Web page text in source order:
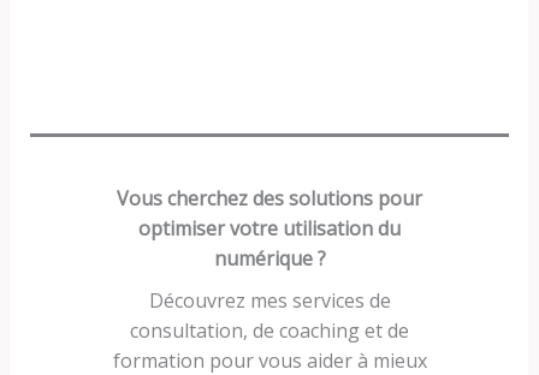
Vous cherchez des solutions pour
optimiser votre utilisation du
numérique ?
Découvrez mes services de
consultation, de coaching et de
formation pour vous aider à mieux